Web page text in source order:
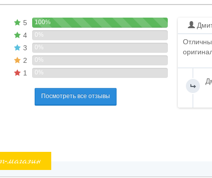
5 100%
4 0%
3 0%
2 0%
1 0%
Посмотреть все отзывы
магазин